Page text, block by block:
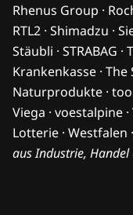
Rhenus Group ·
RTL2 · Shimadzu ·
Stäubli · STRABAG ·
Krankenkasse · The
Naturprodukte ·
Viega · voestalpine
Lotterie · Westfalen
aus Industrie,